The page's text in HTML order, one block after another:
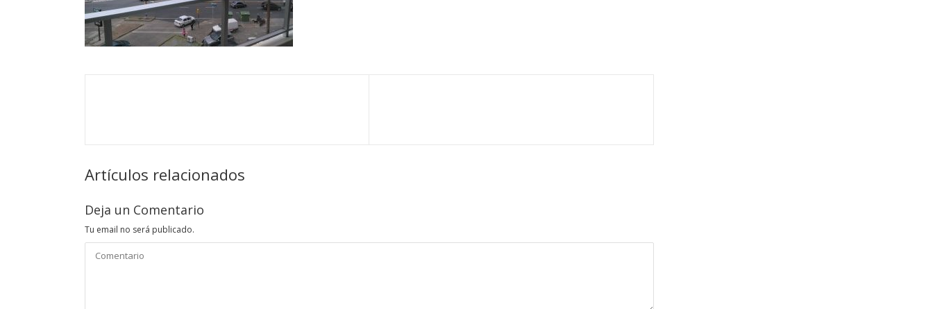
Artículos relacionados
Deja un Comentario
Tu email no será publicado.